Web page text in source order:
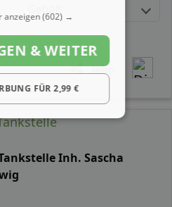
Teilen
Inh. Sascha
anzeigen(602) →
& WEITER
FÜR 2,99 €